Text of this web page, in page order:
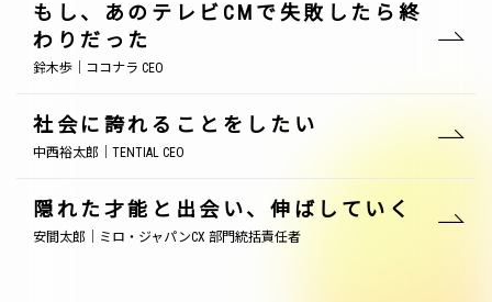
もし、あのテレビCMで失敗したら終
わりだった
鈴木歩｜ココナラ CEO
社会に誇れることをしたい
中西裕太郎｜TENTIAL CEO
隠れた才能と出会い、伸ばしていく
安間太郎｜ミロ・ジャパンCX 部門統括責任者